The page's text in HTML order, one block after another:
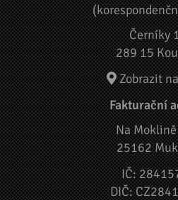
Černíky
289 15
Zobrazit
Fakturační
Na
25162
IČ:
DIČ: